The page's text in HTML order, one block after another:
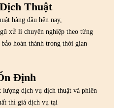
Thuật
hàng đầu hện nay,
xử lí chuyên nghiệp theo từng
hoàn thành trong thời gian
Định
lượng dịch vụ dịch thuật và phiên
thì giá dịch vụ tại